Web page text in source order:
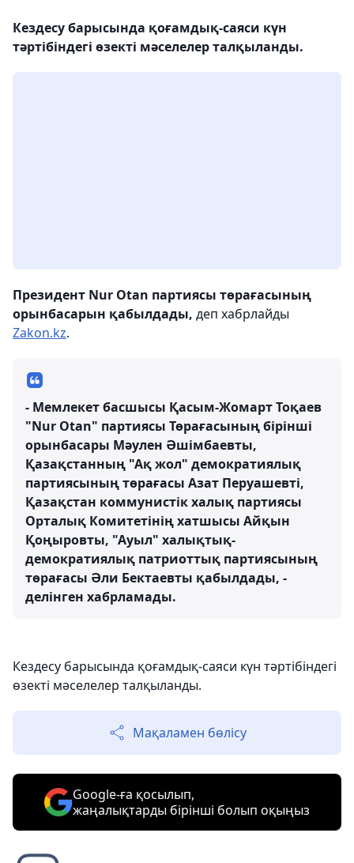
Кездесу барысында қоғамдық-саяси күн
тәртібіндегі өзекті мәселелер талқыланды.
Президент Nur Otan партиясы төрағасының
орынбасарын қабылдады, деп хабрлайды
Zakon.kz.
- Мемлекет басшысы Қасым-Жомарт Тоқаев
"Nur Otan" партиясы Төрағасының бірінші
орынбасары Мәулен Әшімбаевты,
Қазақстанның "Ақ жол" демократиялық
партиясының төрағасы Азат Перуашевті,
Қазақстан коммунистік халық партиясы
Орталық Комитетінің хатшысы Айқын
Қоңыровты, "Ауыл" халықтық-
демократиялық патриоттық партиясының
төрағасы Әли Бектаевты қабылдады, -
делінген хабрламады.
Кездесу барысында қоғамдық-саяси күн тәртібіндегі
өзекті мәселелер талқыланды.
Мақаламен бөлісу
Google-ға қосылып,
жаңалықтарды бірінші болып оқыңыз